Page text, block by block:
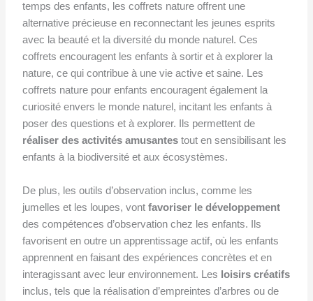
temps des enfants, les coffrets nature offrent une
alternative précieuse en reconnectant les jeunes esprits
avec la beauté et la diversité du monde naturel. Ces
coffrets encouragent les enfants à sortir et à explorer la
nature, ce qui contribue à une vie active et saine. Les
coffrets nature pour enfants encouragent également la
curiosité envers le monde naturel, incitant les enfants à
poser des questions et à explorer. Ils permettent de
réaliser des activités amusantestout en sensibilisant les
enfants à la biodiversité et aux écosystèmes.
De plus, les outils d’observation inclus, comme les
jumelles et les loupes, vontfavoriser le développement
des compétences d’observation chez les enfants. Ils
favorisent en outre un apprentissage actif, où les enfants
apprennent en faisant des expériences concrètes et en
interagissant avec leur environnement. Les loisirs créatifs
inclus, tels que la réalisation d’empreintes d’arbres ou de